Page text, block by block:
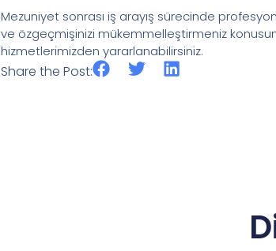
Mezuniyet sonrası iş arayış sürecinde
ve özgeçmişinizi mükemmelleştirmeniz
hizmetlerimizden yararlanabilirsiniz.
Share the Post: